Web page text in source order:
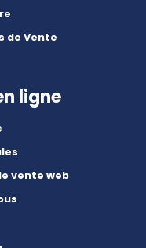
de Vente
ligne
vente web